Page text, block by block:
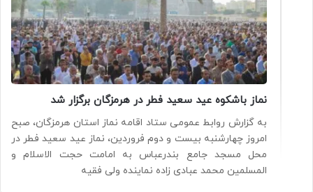
نماز باشکوه عید سعید فطر در هرمزگان برگزار شد
به گزارش روابط عمومی ستاد اقامه نماز استان هرمزگان، صبح
امروز چهارشنبه بیست و دوم فروردین، نماز عید سعید فطر در
محل مسجد جامع بندرعباس به امامت حجت الاسلام و
المسلمین محمد عبادی زاده نماینده ولی فقیه